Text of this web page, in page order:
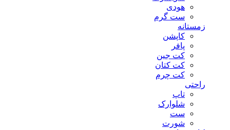
هودی
ست گرم
زمستانه
کاپشن
پافر
کت جین
کت کتان
کت چرم
راحتی
تاپ
شلوارک
ست
شورت